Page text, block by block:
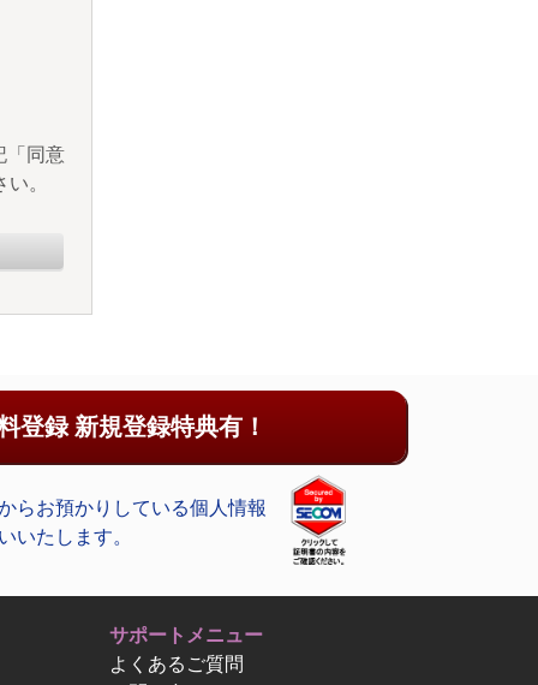
「同意
。
登録 新規登録特典有！
らお預かりしている個人情報
いたします。
サポートメニュー
よくあるご質問